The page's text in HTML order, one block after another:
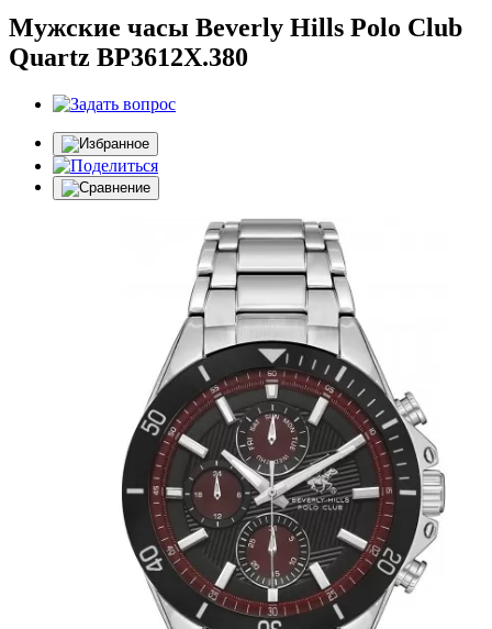
Мужские часы Beverly Hills Polo Club
Quartz BP3612X.380